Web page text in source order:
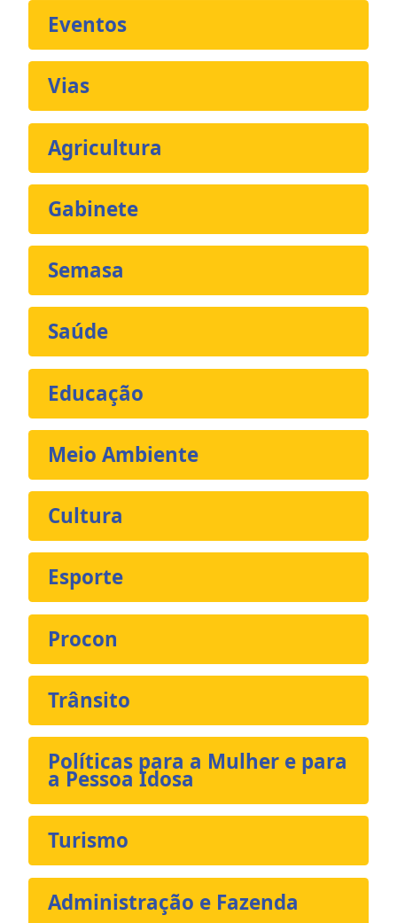
Eventos
Vias
Agricultura
Gabinete
Semasa
Saúde
Educação
Meio Ambiente
Cultura
Esporte
Procon
Trânsito
Políticas para a Mulher e para
a Pessoa Idosa
Turismo
Administração e Fazenda